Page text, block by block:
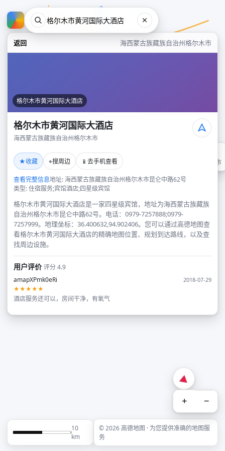
返回 海西蒙古族藏族自治州格尔木市
格尔木市黄河国际大酒店
格尔木市黄河国际大酒店
海西蒙古族藏族自治州格尔木市
★收藏 ⌖搜周边 📱 去手机查看
查看完整信息地址: 海西蒙古族藏族自治州格尔木市昆仑中路62号
类型: 住宿服务;宾馆酒店;四星级宾馆
格尔木市黄河国际大酒店是一家四星级宾馆，地址为海西蒙古族藏族
自治州格尔木市昆仑中路62号。电话：0979-7257888;0979-
7257999。地理坐标：36.400632,94.902406。您可以通过高德地图查
看格尔木市黄河国际大酒店的精确地图位置、规划到达路线，以及查
找周边设施。
用户评价评分 4.9
amapXPmk0eRi
2018-07-29
★★★★★
酒店服务还可以，房间干净，有氧气
海西蒙古族藏族自治州格尔木市
+ −
10
km
© 2026 高德地图 · 为您提供准确的地图服
务